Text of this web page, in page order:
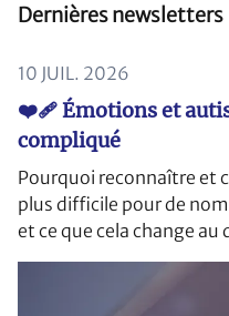
Dernières newsletters
10 JUIL. 2026
❤️‍🩹 Émotions et
compliqué
Pourquoi reconnaître et
plus difficile pour de
et ce que cela change au